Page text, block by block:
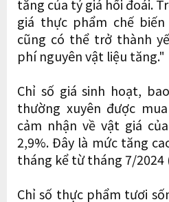
tăng của tỷ giá hối đoái.
giá thực phẩm chế
cũng có thể trở thành
phí nguyên vật liệu tăng."
Chỉ số giá sinh hoạt,
thường xuyên được
cảm nhận về vật giá
2,9%. Đây là mức tăng
tháng kể từ tháng 7/2024
Chỉ số thực phẩm tươi